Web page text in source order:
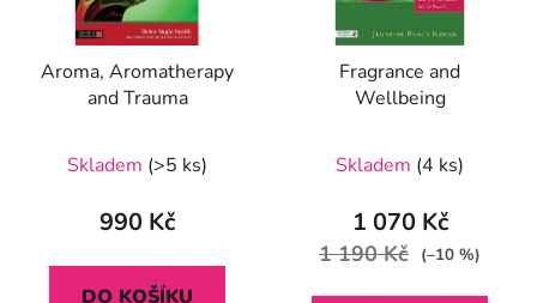
Aroma, Aromatherapy
and Trauma
Skladem (>5 ks)
990 Kč
DO KOŠÍKU
Fragrance and
Wellbeing
Skladem (4 ks)
1 070 Kč
1 190 Kč (–10 %)